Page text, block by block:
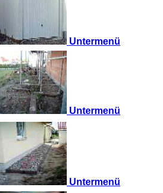
Untermenü
Untermenü
Untermenü